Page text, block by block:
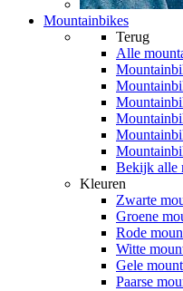
Mountainbikes
Terug
Alle
Bekijk alle
Kleuren
Zwarte
Groene
Rode
Witte
Gele
Paarse